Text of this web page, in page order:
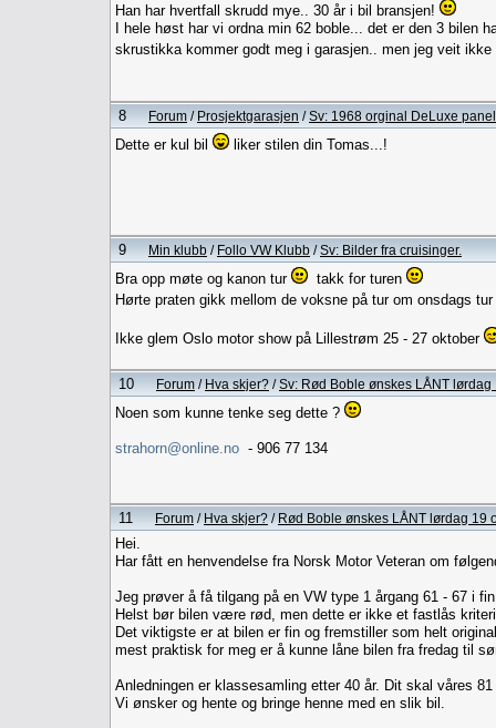
Han har hvertfall skrudd mye.. 30 år i bil bransjen!
I hele høst har vi ordna min 62 boble... det er den 3 bilen
skrustikka kommer godt meg i garasjen.. men jeg veit
8 Forum / Prosjektgarasjen /Sv: 1968 orginal DeLuxe
Dette er kul bil liker stilen din Tomas...!
9 Min klubb / Follo VW Klubb /Sv: Bilder fra cruisinger.
Bra opp møte og kanon tur
takk for turen
Hørte praten gikk mellom de voksne på tur om onsdags
Ikke glem Oslo motor show på Lillestrøm 25 - 27 oktober
10 Forum / Hva skjer? /Sv: Rød Boble ønskes LÅNT lørdag
Noen som kunne tenke seg dette ?
strahorn@online.no - 906 77 134
11 Forum / Hva skjer? / Rød Boble ønskes LÅNT lørdag 19
Hei.
Har fått en henvendelse fra Norsk Motor Veteran om
Jeg prøver å få tilgang på en VW type 1 årgang 61 - 67 i
Helst bør bilen være rød, men dette er ikke et fastlås
Det viktigste er at bilen er fin og fremstiller som helt
mest praktisk for meg er å kunne låne bilen fra fredag til
Anledningen er klassesamling etter 40 år. Dit skal våres
Vi ønsker og hente og bringe henne med en slik bil.